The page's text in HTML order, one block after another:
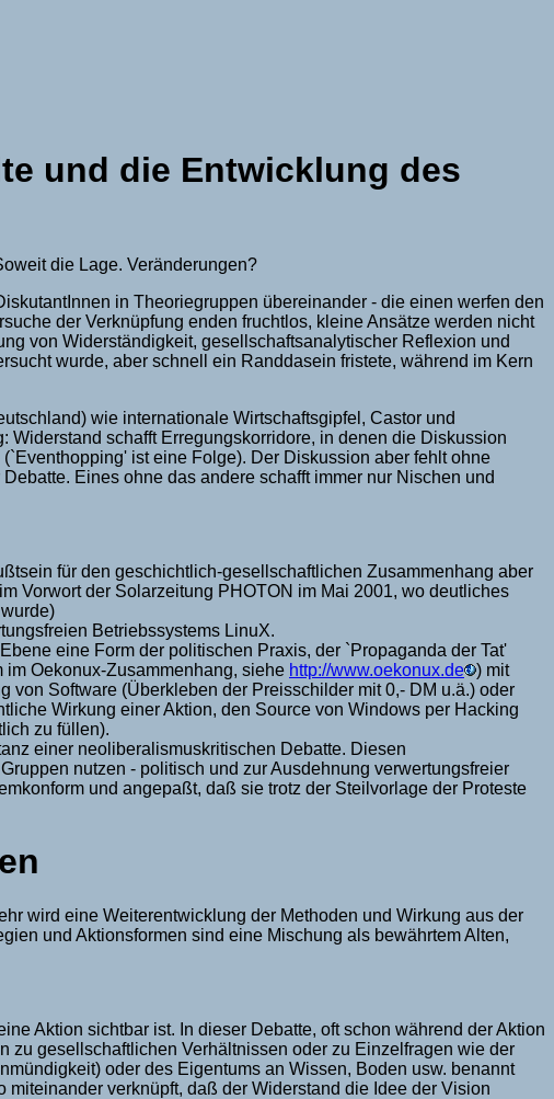
und die Entwicklung des
die Lage. Veränderungen?
in Theoriegruppen übereinander - die einen werfen den
der Verknüpfung enden fruchtlos, kleine Ansätze werden nicht
von Widerständigkeit, gesellschaftsanalytischer Reflexion und
wurde, aber schnell ein Randdasein fristete, während im Kern
wie internationale Wirtschaftsgipfel, Castor und
schafft Erregungskorridore, in denen die Diskussion
ist eine Folge). Der Diskussion aber fehlt ohne
Eines ohne das andere schafft immer nur Nischen und
für den geschichtlich-gesellschaftlichen Zusammenhang aber
Vorwort der Solarzeitung PHOTON im Mai 2001, wo deutliches
Betriebssystems LinuX.
eine Form der politischen Praxis, der `Propaganda der Tat'
Oekonux-Zusammenhang, siehe http://www.oekonux.de
) mit
von Software (Überkleben der Preisschilder mit 0,- DM u.ä.) oder
Wirkung einer Aktion, den Source von Windows per Hacking
zu füllen).
einer neoliberalismuskritischen Debatte. Diesen
nutzen - politisch und zur Ausdehnung verwertungsfreier
und angepaßt, daß sie trotz der Steilvorlage der Proteste
wird eine Weiterentwicklung der Methoden und Wirkung aus der
und Aktionsformen sind eine Mischung als bewährtem Alten,
Aktion sichtbar ist. In dieser Debatte, oft schon während der Aktion
zu gesellschaftlichen Verhältnissen oder zu Einzelfragen wie der
oder des Eigentums an Wissen, Boden usw. benannt
verknüpft, daß der Widerstand die Idee der Vision